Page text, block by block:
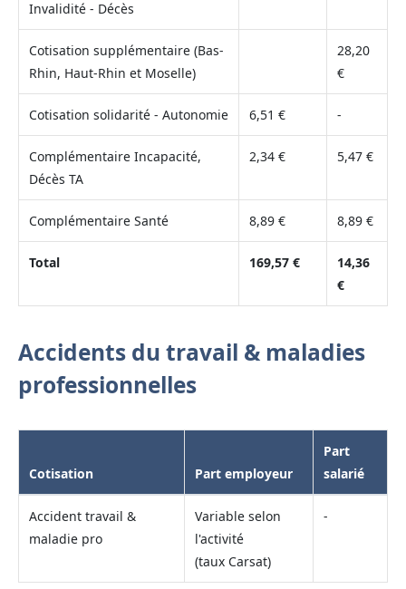
Invalidité - Décès
Cotisation supplémentaire (Bas-
Rhin, Haut-Rhin et Moselle)
28,20
€
Cotisation solidarité - Autonomie 6,51 € -
Complémentaire Incapacité,
Décès TA
2,34 € 5,47 €
Complémentaire Santé 8,89 € 8,89 €
Total 169,57 €
14,36
€
Accidents du travail & maladies
professionnelles
Cotisation Part employeur
Part
salarié
Accident travail &
maladie pro
Variable selon
l'activité
(taux Carsat)
-